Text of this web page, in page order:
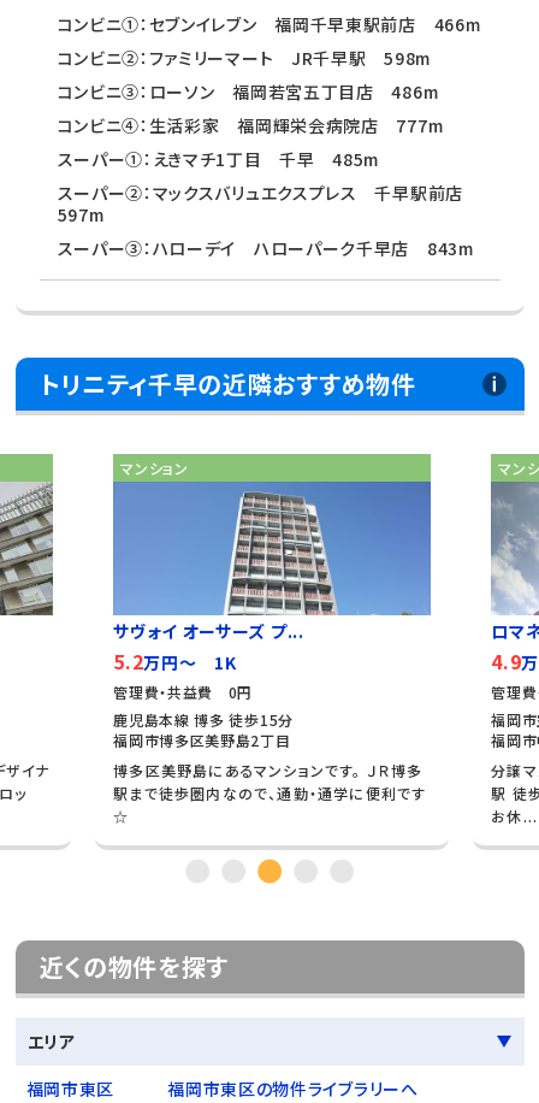
コンビニ①：セブンイレブン 福岡千早東駅前店 466m
コンビニ②：ファミリーマート JR千早駅 598m
コンビニ③：ローソン 福岡若宮五丁目店 486m
コンビニ④：生活彩家 福岡輝栄会病院店 777m
スーパー①：えきマチ1丁目 千早 485m
スーパー②：マックスバリュエクスプレス 千早駅前店
597m
スーパー③：ハローデイ ハローパーク千早店 843m
トリニティ千早の近隣おすすめ物件
イナ
ッ
マンション
サヴォイ オーサーズ プ...
5.2万円～ 1K
管理費・共益費 0円
鹿児島本線 博多 徒歩15分
福岡市博多区美野島2丁目
博多区美野島にあるマンションです。 ＪＲ博多
駅まで徒歩圏内なので、通勤・通学に便利です
☆
マン
ロマ
4.9
管理
福岡
福岡
分譲
駅 徒
お休...
近くの物件を探す
エリア
福岡市東区
福岡市東区の物件ライブラリーへ